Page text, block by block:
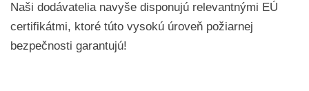
Naši dodávatelia navyše disponujú relevantnými EÚ
certifikátmi, ktoré túto vysokú úroveň požiarnej
bezpečnosti garantujú!